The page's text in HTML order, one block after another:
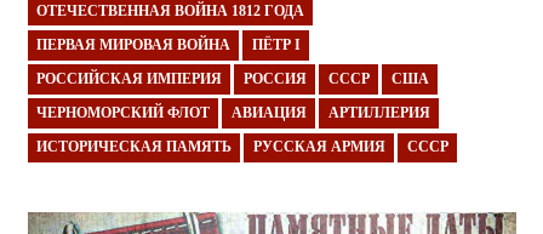
ОТЕЧЕСТВЕННАЯ ВОЙНА 1812 ГОДА
ПЕРВАЯ МИРОВАЯ ВОЙНА ПЁТР I
РОССИЙСКАЯ ИМПЕРИЯ РОССИЯ СССР США
ЧЕРНОМОРСКИЙ ФЛОТ АВИАЦИЯ АРТИЛЛЕРИЯ
ИСТОРИЧЕСКАЯ ПАМЯТЬ РУССКАЯ АРМИЯ СССР